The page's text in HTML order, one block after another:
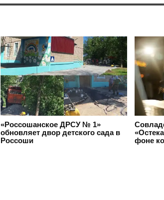
«Россошанское ДРСУ № 1»
обновляет двор детского сада в
Россоши
фоне